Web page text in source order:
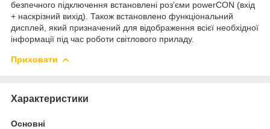
безпечного підключення встановлені роз'єми powerCON (вхід
+ наскрізний вихід). Також встановлено функціональний
дисплей, який призначений для відображення всієї необхідної
інформації під час роботи світлового приладу.
Приховати
Характеристики
Основні